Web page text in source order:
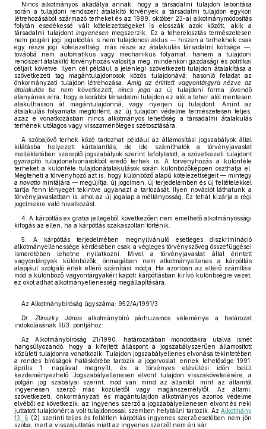
Nincs alkotmányos akadálya annak, hogy a társadalmi tulajdon lebontása
során a tulajdoni rendszert átalakító törvények a társadalmi tulajdon egykori
létrehozásából származó terheket és az 1989. október 23-ai alkotmánymódosítás
folytán esedékessé vált kötelezettségeket is elosszák azok között, akik a
társadalmi tulajdontingyenesen megszerzik. Ez a teherelosztás természetesen
nem polgári jogi jogutódlás, s nem tulajdonosi aktus — hiszen a terheknek csak
egy része jogi kötelezettség, más része az átalakulás társadalmi költsége —,
továbbá nem automatikus vagy mechanikus folyamat, hanem a tulajdoni
rendszert átalakító törvényhozás valósítja meg, mindenkori gazdasági és politikai
céljait követve. Ilyen cél például a jelenlegi szövetkezeti tulajdon átalakítása a
szövetkezeti tag magántulajdonosok közös tulajdonává; hasonló feladat az
önkormányzati tulajdon létrehozása. Amíg az érintett vagyontárgyra nézve az
átalakulás be nem következett, nincs jogaaz új tulajdoni forma jövendő
alanyának arra, hogy a korábbi társadalmi tulajdon ez alól a teher alól mentesen
alakulhasson át magántulajdonná, vagy nyerjen új tulajdont. Amint az
átalakulás folyamata megtörtént, az új tulajdon védelme természetesen teljes,
azaz e vonatkozásban nincs alkotmányos lehetőség a társadalmi átalakulás
terhének utólagos vagy visszamenőleges szétosztására.
A szóbajövő terhek közé tartozhat például az államosítási jogszabályok által
kilátásba helyezett kártalanítás, de ide számíthatók a törvényjavaslat
mellékletében szereplő jogszabályok szerint lefolytatott, a szövetkezeti tulajdont
gyarapító tulajdonelvonásokból eredő terhek is. A törvényhozás a különféle
terheket a különféle tulajdonátalakulások során különbözőképpen oszthatja el.
Megteheti a törvényhozó azt is, hogy különböző alapú kötelezettségeit — mintegy
a novatio mintájára — megújítja: új jogcímen, új terjedelemben és új feltételekkel
tartja fenn lényegét tekintve ugyanazt a tartozását. Ilyen novációt láthatunk a
törvényjavaslatban is, ahol az új jogalap a méltányosság. Ez tehát kizárja a régi
jogcímekre való hivatkozást.
4. A kárpótlás ex gratia jellegéből következően nem emelhető alkotmányossági
kifogás az ellen, ha a kárpótlás szakaszoltan történik.
5. A kárpótlás terjedelmében megnyilvánuló esetleges diszkrimináció
alkotmányellenessége kérdésében csak a végleges törvényszöveg összefüggései
ismeretében lehetne nyilatkozni. Mivel a törvényjavaslat által érintett
vagyontárgyak különbözők, önmagában nem alkotmányellenes a kárpótlás
alapjául szolgáló érték eltérő számítási módja. Ha azonban az eltérő számítási
mód a különböző vagyontárgyakért kapott kárpótlásban kirívó különbségre vezet,
ez okot adhat alkotmányellenesség megállapítására.
Az Alkotmánybíróság ügyszáma: 952/A/1991/3.
Dr. Zlinszky Jánosalkotmánybíró párhuzamos véleménye a határozat
indokolásának III/3. pontjához:
Az Alkotmánybíróság 21/1990. határozatában mondottakra utalva ismét
hangsúlyozandó, hogy a kifejtett álláspont a jogszabályszerűen államosított
közületi tulajdonra vonatkozik. Tulajdon jogszabályellenes elvonása tekintetében
a rendes bíróságok hatáskörébe tartozik a jogorvoslat, ennek lehetősége 1991.
április 1. napjával megnyílt, és a törvényes elévülési időn belül
kezdeményezhető. Jogszabályellenesen elvont tulajdon visszakövetelésére, a
polgári jog szabályai szerint, mód van mind az államtól, mint az államtól
ingyenesen szerző más közülettől vagy magánszemélytől. Az állami,
szövetkezeti, önkormányzati és magántulajdon alkotmányos azonos védelme
elvéből ez következik: az ingyenes szerző a jogszabályellenesen elvont és neki
juttatott tulajdonért a volt tulajdonossal szemben helytállni tartozik. Az Alkotmány
13. § (2) szerinti teljes és feltétlen kárpótlás ingyenes szerző esetében nem jön
szóba, mert a visszajuttatás miatt az ingyenes szerzőt nem éri kár.